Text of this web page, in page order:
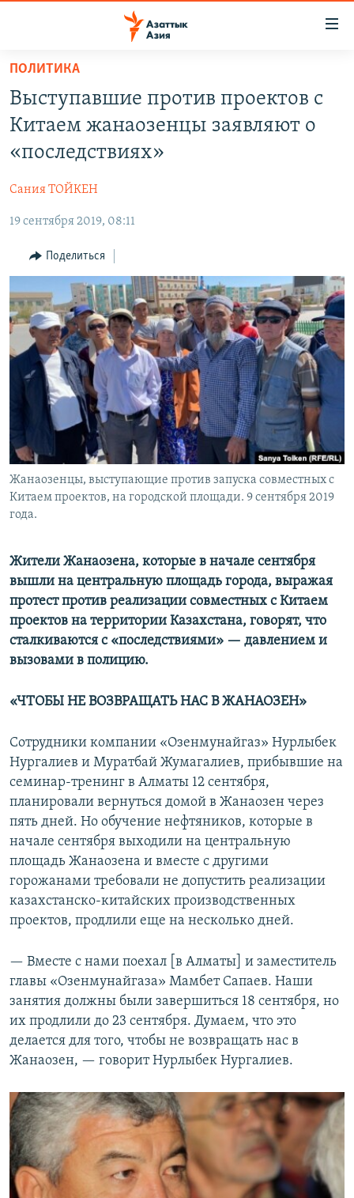
Вернуться
основному
содержанию
главной
Вернутся
поиску
КАЗАХСТАН
НОВОСТИ
КЫРГЫЗЧА
ЎЗБЕКЧА
TÜRKMENÇE
ПОДПИШИТЕСЬ НА НАС В СОЦСЕТЯХ
Все сайты РСЕ/РС
ПОЛИТИКА
Выступавшие против проектов с
Китаем жанаозенцы заявляют о
«последствиях»
Сания ТОЙКЕН
19 сентября 2019, 08:11
Поделиться
Жанаозенцы, выступающие против запуска совместных с
Китаем проектов, на городской площади. 9 сентября 2019
года.
Жители Жанаозена, которые в начале сентября
вышли на центральную площадь города, выражая
протест против реализации совместных с Китаем
проектов на территории Казахстана, говорят, что
сталкиваются с «последствиями» — давлением и
вызовами в полицию.
«ЧТОБЫ НЕ ВОЗВРАЩАТЬ НАС В ЖАНАОЗЕН»
Сотрудники компании «Озенмунайгаз» Нурлыбек
Нургалиев и Муратбай Жумагалиев, прибывшие на
семинар-тренинг в Алматы 12 сентября,
планировали вернуться домой в Жанаозен через
пять дней. Но обучение нефтяников, которые в
начале сентября выходили на центральную
площадь Жанаозена и вместе с другими
горожанами требовали не допустить реализации
казахстанско-китайских производственных
проектов, продлили еще на несколько дней.
— Вместе с нами поехал [в Алматы] и заместитель
главы «Озенмунайгаза» Мамбет Сапаев. Наши
занятия должны были завершиться 18 сентября, но
их продлили до 23 сентября. Думаем, что это
делается для того, чтобы не возвращать нас в
Жанаозен, — говорит Нурлыбек Нургалиев.